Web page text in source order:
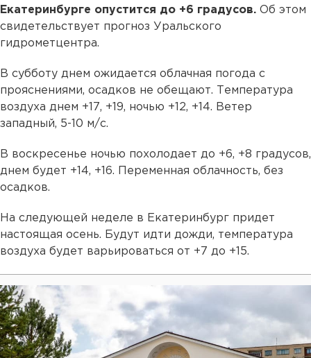
Екатеринбурге опустится до +6 градусов. Об этом
свидетельствует прогноз Уральского
гидрометцентра.
В субботу днем ожидается облачная погода с
прояснениями, осадков не обещают. Температура
воздуха днем +17, +19, ночью +12, +14. Ветер
западный, 5-10 м/с.
В воскресенье ночью похолодает до +6, +8 градусов,
днем будет +14, +16. Переменная облачность, без
осадков.
На следующей неделе в Екатеринбург придет
настоящая осень. Будут идти дожди, температура
воздуха будет варьироваться от +7 до +15.